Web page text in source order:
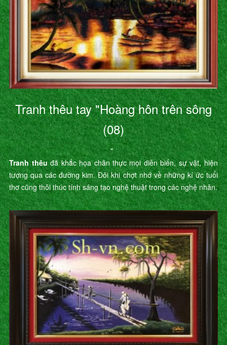
Tranh thêu tay "Hoàng hôn trên sông
(08)
"
Tranh thêuđã khắc họa chân thực mọi diễn biến, sự vật, hiện
tượng qua các đường kim. Đôi khi chợt nhớ về những kí ức tuổi
thơ cũng thôi thúc tính sáng tạo nghệ thuật trong các nghệ nhân.